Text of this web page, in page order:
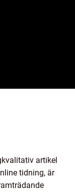
artikel
tidning, är